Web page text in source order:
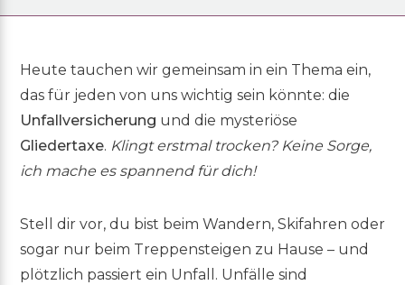
Heute tauchen wir gemeinsam in ein Thema ein,
das für jeden von uns wichtig sein könnte: die
Unfallversicherung und die mysteriöse
Gliedertaxe. Klingt erstmal trocken? Keine Sorge,
ich mache es spannend für dich!
Stell dir vor, du bist beim Wandern, Skifahren oder
sogar nur beim Treppensteigen zu Hause – und
plötzlich passiert ein Unfall. Unfälle sind